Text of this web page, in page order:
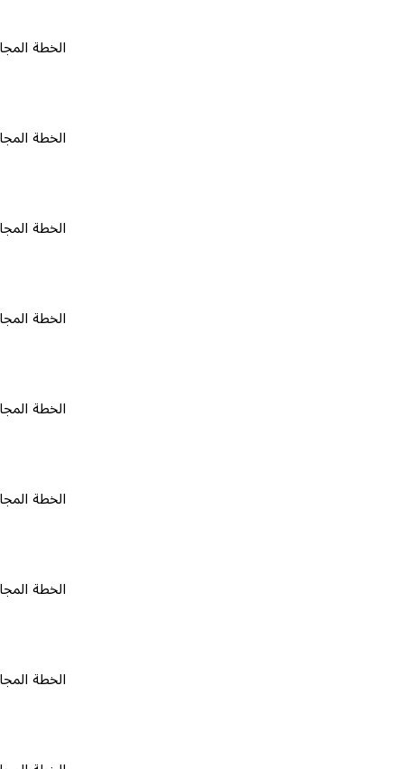
الخطة المجانية ٠
الخطة المجانية ٠
الخطة المجانية ٠
الخطة المجانية ٠
الخطة المجانية ٠
الخطة المجانية ٠
الخطة المجانية ٠
الخطة المجانية ٠